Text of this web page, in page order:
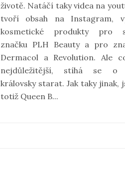
životě. Natáčí taky videa na
tvoří obsah na Instagram,
kosmetické produkty pro
značku PLH Beauty a pro
Dermacol a Revolution. Ale
nejdůležitější, stíhá se o
královsky starat. Jak taky jinak,
totiž Queen B...